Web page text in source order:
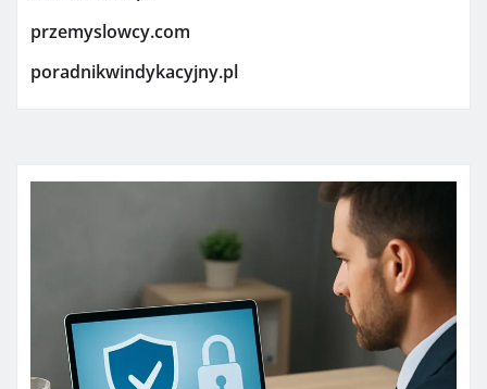
przemyslowcy.com
poradnikwindykacyjny.pl